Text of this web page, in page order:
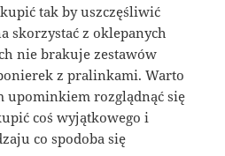
tak by uszczęśliwić
skorzystać z oklepanych
nie brakuje zestawów
z pralinkami. Warto
upominkiem rozglądnąć się
coś wyjątkowego i
co spodoba się